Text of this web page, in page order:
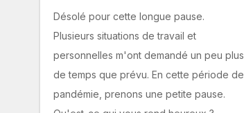
Désolé pour cette longue pause.
Plusieurs situations de travail et
personnelles m'ont demandé un peu plus
de temps que prévu. En cette période de
pandémie, prenons une petite pause.